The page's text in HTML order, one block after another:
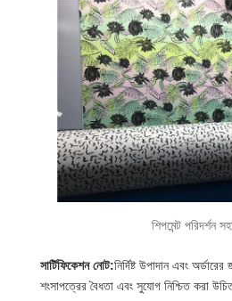
শিপমেন্ট পরিদর্শন
সার্টিফিকেশন নোট:নির্দিষ্ট উপাদান এবং
শংসাপত্রের বৈধতা এবং সুযোগ নিশ্চিত করা